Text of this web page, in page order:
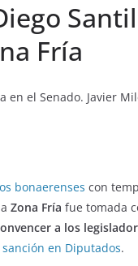
Fría
el Senado. Javier
bonaerenses con
Zona Fría fue tomada
a los
en Diputados.